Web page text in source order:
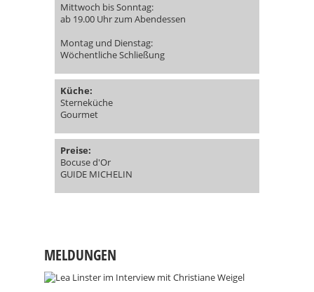
Mittwoch bis Sonntag:
ab 19.00 Uhr zum Abendessen
Montag und Dienstag:
Wöchentliche Schließung
Küche:
Sterneküche
Gourmet
Preise:
Bocuse d'Or
GUIDE MICHELIN
MELDUNGEN